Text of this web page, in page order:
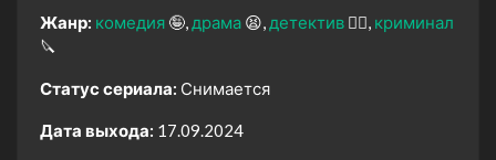
Жанр: комедия 🤪 драма 😫 детектив 🕵️‍♂️ криминал
🔪
Статус сериала: Снимается
Дата выхода: 17.09.2024